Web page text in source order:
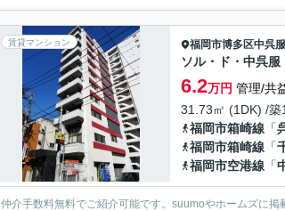
賃貸マンション 福岡市博多区中呉
ソル・ド・中呉服
6.2万円 管理/共
31.73㎡ (1DK) /築
福岡市箱崎線 「
福岡市箱崎線 「
福岡市空港線 「
仲介手数料無料でご紹介可能です。suumoやホームズに